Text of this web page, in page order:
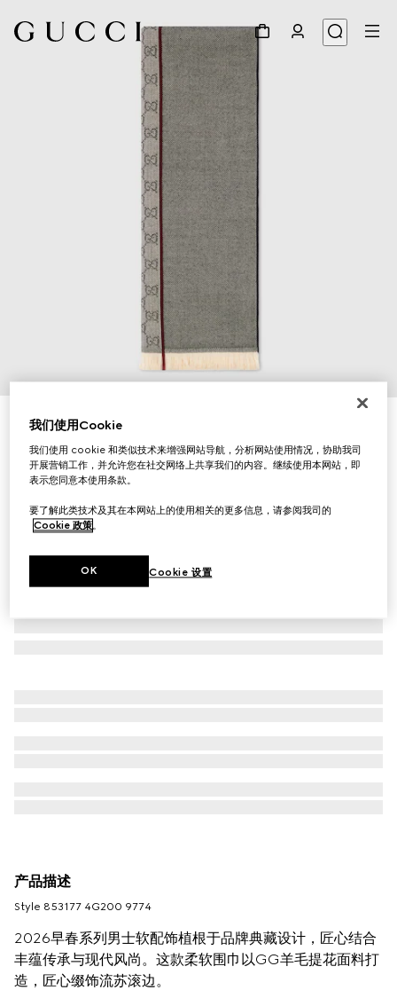
GG羊毛提花围巾
€ 275
相关款式灰色与黑色
产品描述
Style ‎853177 4G200 9774
2026早春系列男士软配饰植根于品牌典藏设计，匠心结合
丰蕴传承与现代风尚。这款柔软围巾以GG羊毛提花面料打
造，匠心缀饰流苏滚边。
我们使用Cookie
我们使用 cookie 和类似技术来增强网站导航，分析网站使用情况，协助我司
开展营销工作，并允许您在社交网络上共享我们的内容。继续使用本网站，即
表示您同意本使用条款。
要了解此类技术及其在本网站上的使用相关的更多信息，请参阅我司的
Cookie 政策。
Cookie 设置
OK